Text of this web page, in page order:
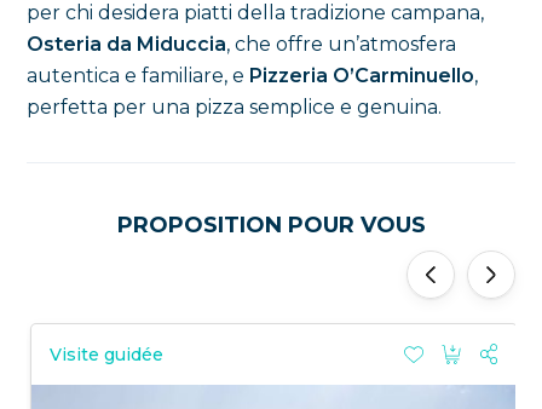
per chi desidera piatti della tradizione campana,
Osteria da Miduccia, che offre un’atmosfera
autentica e familiare, e Pizzeria O’Carminuello,
perfetta per una pizza semplice e genuina.
PROPOSITION POUR VOUS
Visite guidée
'